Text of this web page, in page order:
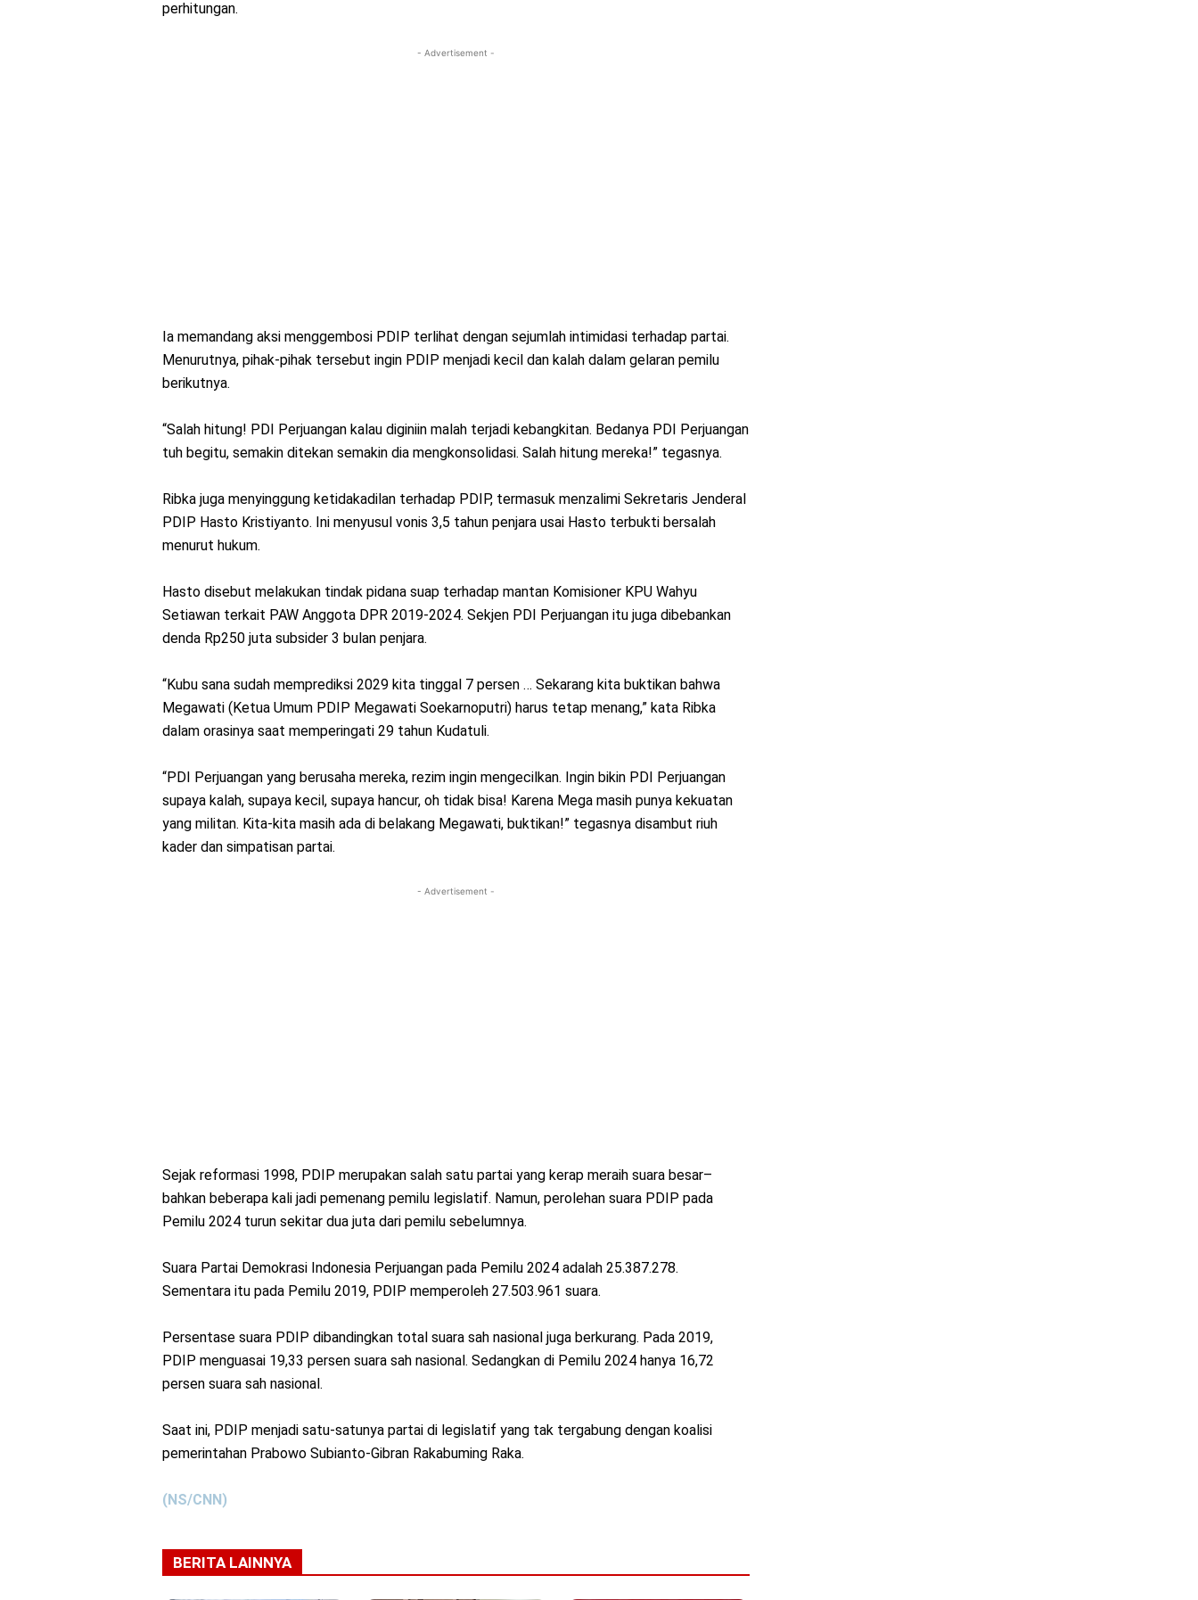
perhitungan.
- Advertisement -
Ia memandang aksi menggembosi PDIP terlihat dengan sejumlah intimidasi terhadap partai.
Menurutnya, pihak-pihak tersebut ingin PDIP menjadi kecil dan kalah dalam gelaran pemilu
berikutnya.
“Salah hitung! PDI Perjuangan kalau diginiin malah terjadi kebangkitan. Bedanya PDI Perjuangan
tuh begitu, semakin ditekan semakin dia mengkonsolidasi. Salah hitung mereka!” tegasnya.
Ribka juga menyinggung ketidakadilan terhadap PDIP, termasuk menzalimi Sekretaris Jenderal
PDIP Hasto Kristiyanto. Ini menyusul vonis 3,5 tahun penjara usai Hasto terbukti bersalah
menurut hukum.
Hasto disebut melakukan tindak pidana suap terhadap mantan Komisioner KPU Wahyu
Setiawan terkait PAW Anggota DPR 2019-2024. Sekjen PDI Perjuangan itu juga dibebankan
denda Rp250 juta subsider 3 bulan penjara.
“Kubu sana sudah memprediksi 2029 kita tinggal 7 persen … Sekarang kita buktikan bahwa
Megawati (Ketua Umum PDIP Megawati Soekarnoputri) harus tetap menang,” kata Ribka
dalam orasinya saat memperingati 29 tahun Kudatuli.
“PDI Perjuangan yang berusaha mereka, rezim ingin mengecilkan. Ingin bikin PDI Perjuangan
supaya kalah, supaya kecil, supaya hancur, oh tidak bisa! Karena Mega masih punya kekuatan
yang militan. Kita-kita masih ada di belakang Megawati, buktikan!” tegasnya disambut riuh
kader dan simpatisan partai.
- Advertisement -
Sejak reformasi 1998, PDIP merupakan salah satu partai yang kerap meraih suara besar–
bahkan beberapa kali jadi pemenang pemilu legislatif. Namun, perolehan suara PDIP pada
Pemilu 2024 turun sekitar dua juta dari pemilu sebelumnya.
Suara Partai Demokrasi Indonesia Perjuangan pada Pemilu 2024 adalah 25.387.278.
Sementara itu pada Pemilu 2019, PDIP memperoleh 27.503.961 suara.
Persentase suara PDIP dibandingkan total suara sah nasional juga berkurang. Pada 2019,
PDIP menguasai 19,33 persen suara sah nasional. Sedangkan di Pemilu 2024 hanya 16,72
persen suara sah nasional.
Saat ini, PDIP menjadi satu-satunya partai di legislatif yang tak tergabung dengan koalisi
pemerintahan Prabowo Subianto-Gibran Rakabuming Raka.
(NS/CNN)
BERITA LAINNYA